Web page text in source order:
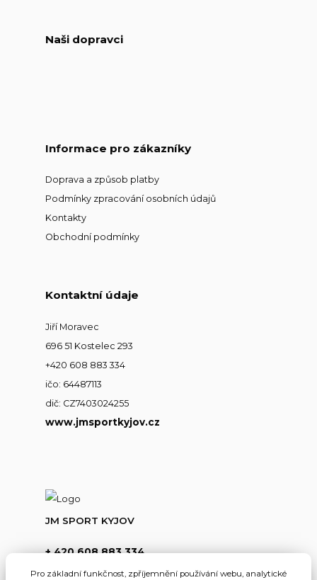
Naši dopravci
Informace pro zákazníky
Doprava a způsob platby
Podmínky zpracování osobních údajů
Kontakty
Obchodní podmínky
Kontaktní údaje
Jiří Moravec
696 51 Kostelec 293
+420 608 883 334
ičo: 64487113
dič: CZ7403024255
www.jmsportkyjov.cz
JM SPORT KYJOV
+ 420 608 883 334
Pro základní funkčnost, zpříjemnění používání webu, analytické